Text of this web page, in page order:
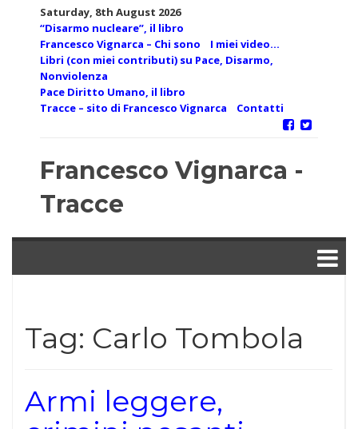
Saturday, 8th August 2026
“Disarmo nucleare”, il libro
Francesco Vignarca – Chi sono
I miei video…
Libri (con miei contributi) su Pace, Disarmo,
Nonviolenza
Pace Diritto Umano, il libro
Tracce – sito di Francesco Vignarca
Contatti
Francesco Vignarca -
Tracce
Tag: Carlo Tombola
Armi leggere,